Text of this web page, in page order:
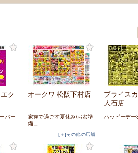
ク
パー
オークワ 松阪下村店
家族で過ごす夏休み/お盆準
備＿
[＋]その他の店舗
プライス
大石店
ハッピーデー